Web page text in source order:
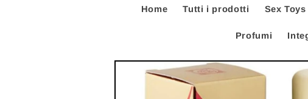
Home Tutti i prodotti Sex Toys
Profumi
Passa alle
informazioni
sul prodotto